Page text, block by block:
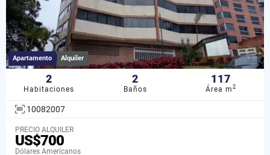
Apartamento Alquiler
2
Habitaciones
2
Baños
117
Área m2
10082007
PRECIO ALQUILER
US$700
Dólares Americanos